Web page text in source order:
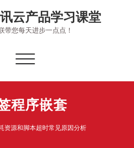
云产品学习课堂
带您每天进步一点点！
切
导
程序嵌套
资源和脚本超时常见原因分析